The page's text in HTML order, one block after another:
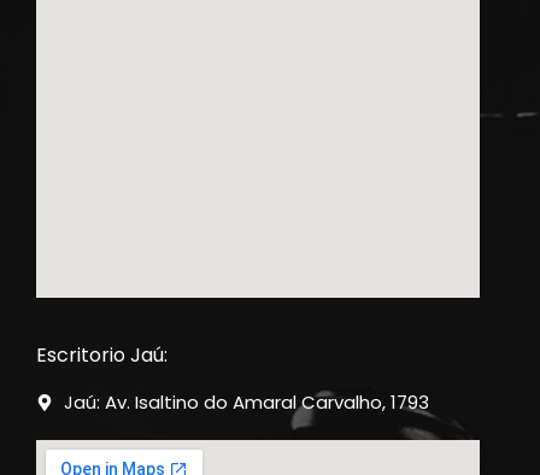
Escritorio Jaú:
Jaú: Av. Isaltino do Amaral Carvalho, 1793